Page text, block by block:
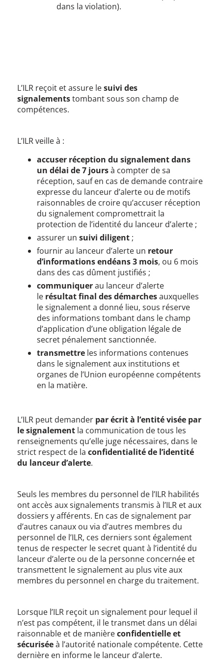
dans la violation).
L’ILR reçoit et assure lesuivi des
signalementstombant sous son champ de
compétences.
L’ILR veille à :
accuser réception du signalement dans
un délai de 7 joursà compter de sa
réception, sauf en cas de demande contraire
expresse du lanceur d’alerte ou de motifs
raisonnables de croire qu’accuser réception
du signalement compromettrait la
protection de l’identité du lanceur d’alerte ;
assurer un suivi diligent ;
fournir au lanceur d’alerte un retour
d’informations endéans 3 mois, ou 6 mois
dans des cas dûment justifiés ;
communiquerau lanceur d’alerte
le résultat final des démarchesauxquelles
le signalement a donné lieu, sous réserve
des informations tombant dans le champ
d’application d’une obligation légale de
secret pénalement sanctionnée.
transmettre les informations contenues
dans le signalement aux institutions et
organes de l’Union européenne compétents
en la matière.
L’ILR peut demander par écrit à l’entité visée par
le signalement la communication de tous les
renseignements qu’elle juge nécessaires, dans le
strict respect de la confidentialité de l’identité
du lanceur d’alerte.
Seuls les membres du personnel de l’ILR habilités
ont accès aux signalements transmis à l’ILR et aux
dossiers y afférents. En cas de signalement par
d’autres canaux ou via d’autres membres du
personnel de l’ILR, ces derniers sont également
tenus de respecter le secret quant à l’identité du
lanceur d’alerte ou de la personne concernée et
transmettent le signalement au plus vite aux
membres du personnel en charge du traitement.
Lorsque l’ILR reçoit un signalement pour lequel il
n’est pas compétent, il le transmet dans un délai
raisonnable et de manièreconfidentielle et
sécuriséeà l’autorité nationale compétente. Cette
dernière en informe le lanceur d’alerte.